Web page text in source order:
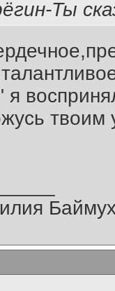
Ты
я
твоим